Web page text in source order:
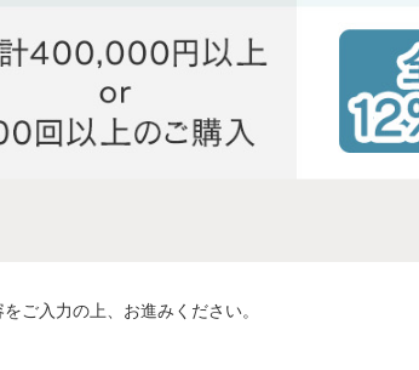
ご入力の上、お進みください。